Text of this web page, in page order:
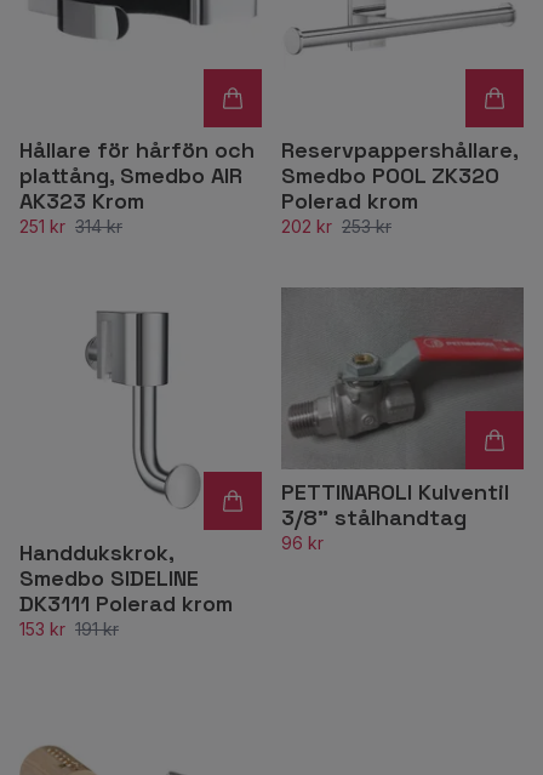
Hållare för hårfön och
plattång, Smedbo AIR
AK323 Krom
251 kr 314 kr
Reservpappershållare,
Smedbo POOL ZK320
Polerad krom
202 kr 253 kr
Handdukskrok,
Smedbo SIDELINE
DK3111 Polerad krom
153 kr 191 kr
PETTINAROLI Kulventil
3/8" stålhandtag
96 kr